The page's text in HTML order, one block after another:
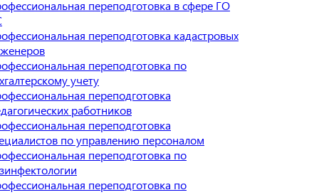
переподготовка в сфере ГО
переподготовка кадастровых
переподготовка по
учету
переподготовка
работников
переподготовка
по управлению персоналом
переподготовка по
переподготовка по